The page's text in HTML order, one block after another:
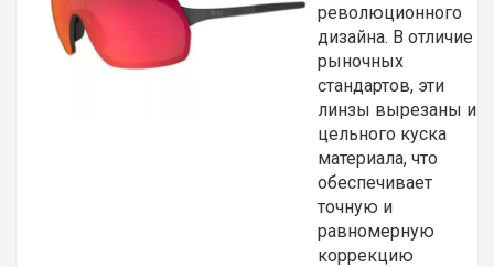
революционного
дизайна. В отличие от
рыночных
стандартов, эти
линзы вырезаны из
цельного куска
материала, что
обеспечивает
точную и
равномерную
коррекцию